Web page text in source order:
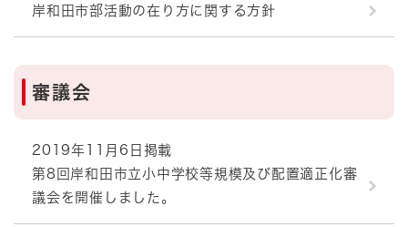
岸和田市部活動の在り方に関する方針
審議会
2019年11月6日掲載
第8回岸和田市立小中学校等規模及び配置適正化審
議会を開催しました。